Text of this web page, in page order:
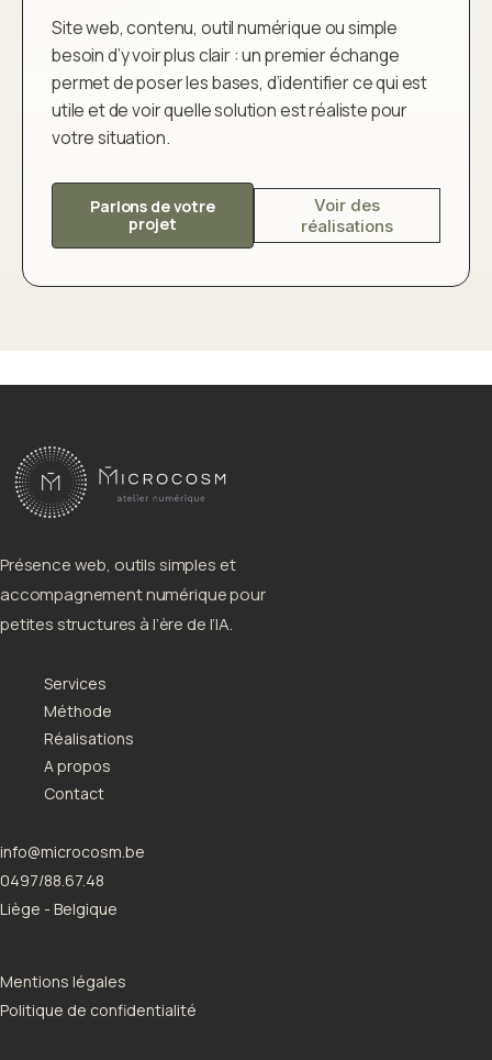
Site web, contenu, outil numérique ou simple
besoin d’y voir plus clair : un premier échange
permet de poser les bases, d’identifier ce qui est
utile et de voir quelle solution est réaliste pour
votre situation.
Parlons de votre
projet
Voir des
réalisations
Présence web, outils simples et
accompagnement numérique pour
petites structures à l’ère de l’IA.
Services
Méthode
Réalisations
A propos
Contact
info@microcosm.be
0497/88.67.48
Liège - Belgique
Mentions légales
Politique de confidentialité